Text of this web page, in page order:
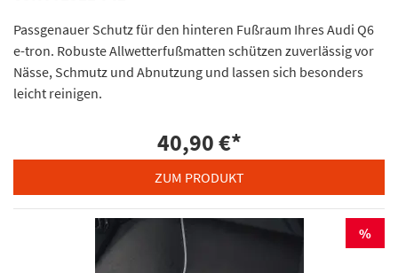
Passgenauer Schutz für den hinteren Fußraum Ihres Audi Q6
e-tron. Robuste Allwetterfußmatten schützen zuverlässig vor
Nässe, Schmutz und Abnutzung und lassen sich besonders
leicht reinigen.
40,90 €*
ZUM PRODUKT
%